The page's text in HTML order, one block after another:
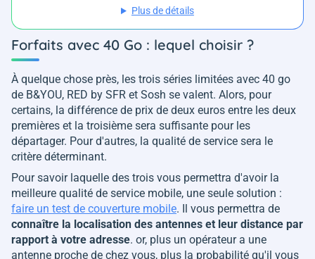
Plus de détails
Forfaits avec 40 Go : lequel choisir ?
À quelque chose près, les trois séries limitées avec 40 go
de B&YOU, RED by SFR et Sosh se valent. Alors, pour
certains, la différence de prix de deux euros entre les deux
premières et la troisième sera suffisante pour les
départager. Pour d'autres, la qualité de service sera le
critère déterminant.
Pour savoir laquelle des trois vous permettra d'avoir la
meilleure qualité de service mobile, une seule solution :
faire un test de couverture mobile. Il vous permettra de
connaître la localisation des antennes et leur distance par
rapport à votre adresse. or, plus un opérateur a une
antenne proche de chez vous, plus la probabilité qu'il vous